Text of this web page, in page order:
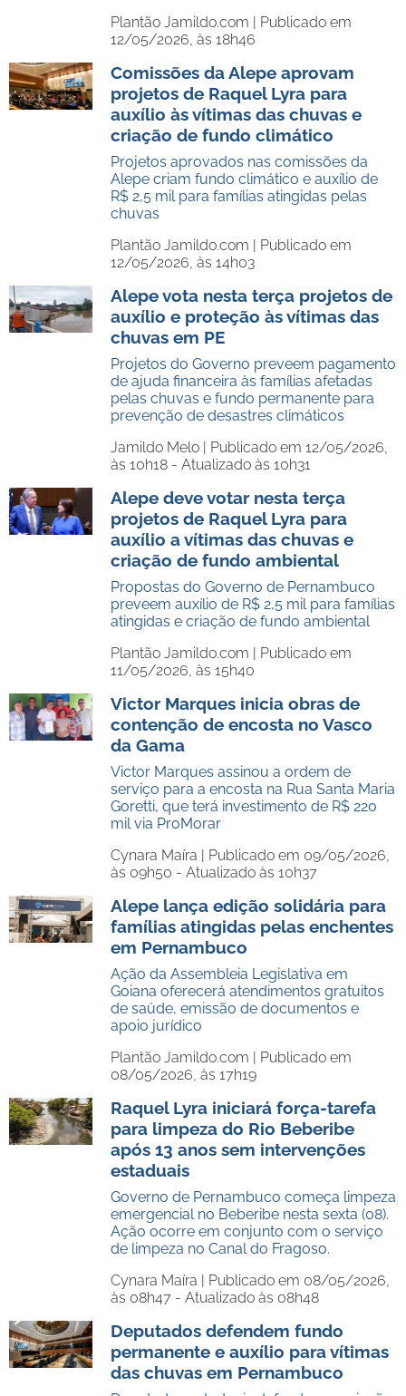
Plantão Jamildo.com | Publicado em
12/05/2026, às 18h46
Comissões da Alepe aprovam
projetos de Raquel Lyra para
auxílio às vítimas das chuvas e
criação de fundo climático
Projetos aprovados nas comissões da
Alepe criam fundo climático e auxílio de
R$ 2,5 mil para famílias atingidas pelas
chuvas
Plantão Jamildo.com | Publicado em
12/05/2026, às 14h03
Alepe vota nesta terça projetos de
auxílio e proteção às vítimas das
chuvas em PE
Projetos do Governo preveem pagamento
de ajuda financeira às famílias afetadas
pelas chuvas e fundo permanente para
prevenção de desastres climáticos
Jamildo Melo | Publicado em 12/05/2026,
às 10h18 - Atualizado às 10h31
Alepe deve votar nesta terça
projetos de Raquel Lyra para
auxílio a vítimas das chuvas e
criação de fundo ambiental
Propostas do Governo de Pernambuco
preveem auxílio de R$ 2,5 mil para famílias
atingidas e criação de fundo ambiental
Plantão Jamildo.com | Publicado em
11/05/2026, às 15h40
Victor Marques inicia obras de
contenção de encosta no Vasco
da Gama
Victor Marques assinou a ordem de
serviço para a encosta na Rua Santa Maria
Goretti, que terá investimento de R$ 220
mil via ProMorar
Cynara Maíra | Publicado em 09/05/2026,
às 09h50 - Atualizado às 10h37
Alepe lança edição solidária para
famílias atingidas pelas enchentes
em Pernambuco
Ação da Assembleia Legislativa em
Goiana oferecerá atendimentos gratuitos
de saúde, emissão de documentos e
apoio jurídico
Plantão Jamildo.com | Publicado em
08/05/2026, às 17h19
Raquel Lyra iniciará força-tarefa
para limpeza do Rio Beberibe
após 13 anos sem intervenções
estaduais
Governo de Pernambuco começa limpeza
emergencial no Beberibe nesta sexta (08).
Ação ocorre em conjunto com o serviço
de limpeza no Canal do Fragoso.
Cynara Maíra | Publicado em 08/05/2026,
às 08h47 - Atualizado às 08h48
Deputados defendem fundo
permanente e auxílio para vítimas
das chuvas em Pernambuco